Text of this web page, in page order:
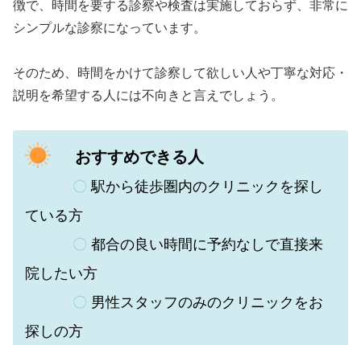
徴で、時間を要する診察や検査は実施しておらず、非常に
シンプルな診察になっています。
そのため、時間をかけて診察して欲しい人や丁寧な対応・
説明を希望する人には不向きと言えでしょう。
おすすめできる人
〇駅から徒歩圏内のクリニックを探し
ている方
〇 都合の良い時間に予約なしで直接来
院したい方
〇 男性スタッフのみのクリニックをお
探しの方